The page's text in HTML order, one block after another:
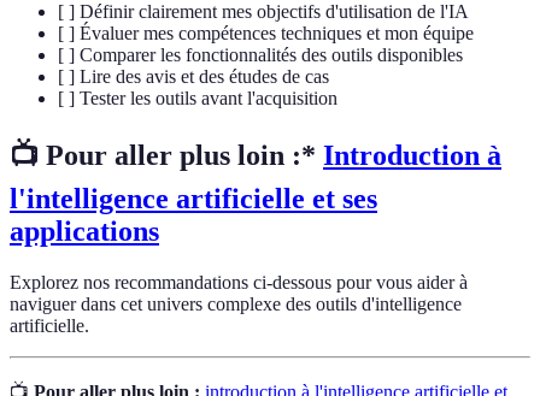
[ ] Définir clairement mes objectifs d'utilisation de l'IA
[ ] Évaluer mes compétences techniques et mon équipe
[ ] Comparer les fonctionnalités des outils disponibles
[ ] Lire des avis et des études de cas
[ ] Tester les outils avant l'acquisition
📺 Pour aller plus loin :* Introduction à
l'intelligence artificielle et ses
applications
Explorez nos recommandations ci-dessous pour vous aider à
naviguer dans cet univers complexe des outils d'intelligence
artificielle.
📺 Pour aller plus loin : introduction à l'intelligence artificielle et